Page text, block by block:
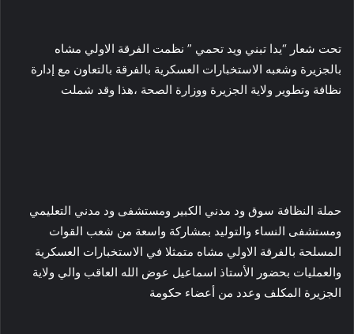
تحت شعار “يدا تبني ويد تحمي ” نظمت الفرقة الاولي مشاه
بالجزيرة وشعبه الاستخبارات العسكرية بالفرقة بالتعاون مع إدارة
نظافة وتطوير ولاية الجزيرة ووزارة الصحة ،هذا وقد شملت
حملة النظافة سوق ود مدني الكبير ومستشفى ود مدني التعليمي
ومستشفى النساء والتوليد بمشاركة واسعة من شعب القوات
المسلحة بالفرقة الاولي مشاه متمثلا في الاستخبارات العسكرية
والعمليات بحضور الأستاذ اسماعيل عوض الله العاقب والي ولاية
الجزيرة المكلف وعدد من أعضاء حكومة